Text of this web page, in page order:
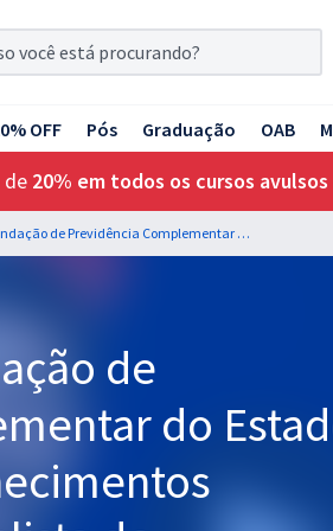
OFF Pós Graduação OAB
de 20% em todos os cursos avulsos
PREVCOM SP - Fundação de Previdência Complementar do Estado de São Paulo - Conhecimentos Específicos para Analista de Comunicação e Relacionamento (Pós-Edital)
de
do